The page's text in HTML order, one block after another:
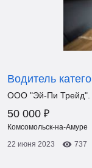
Водитель
ООО "Эй-Пи Трейд".
50 000 ₽
Комсомольск-на-Амуре
22 июня 2023
737